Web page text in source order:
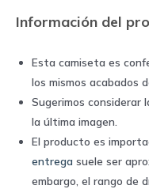
quantity
Información del
Esta camiseta es
los mismos acabados
Sugerimos considerar
la última imagen.
El producto es
entrega suele ser
embargo, el rango de